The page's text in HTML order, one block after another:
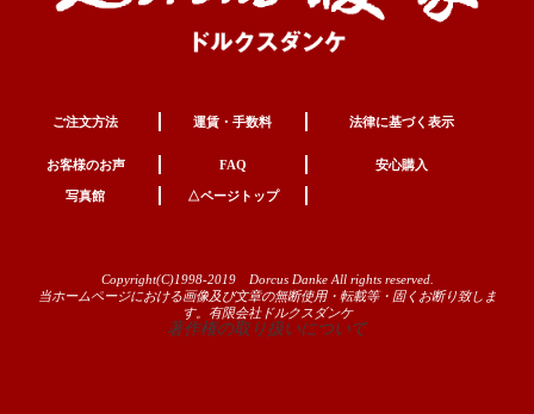
ご注文方法 運賃・手数料 法律に基づく表示
お客様のお声 FAQ 安心購入
写真館 △ページトップ
Copyright(C)1998-2019 Dorcus Danke All rights reserved.
当ホームページにおける画像及び文章の無断使用・転載等・固くお断り致しま
す。有限会社ドルクスダンケ
著作権の取り扱いについて